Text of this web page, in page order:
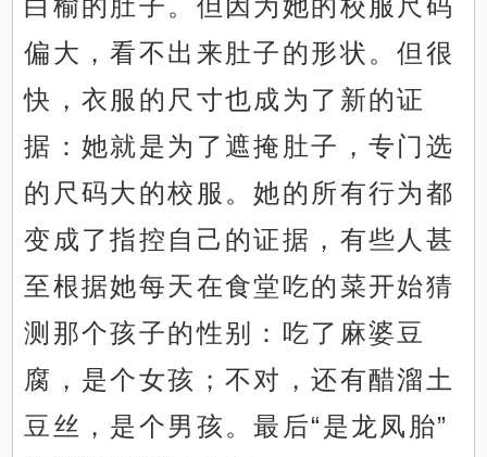
白榆的肚子。但因为她的校服尺码
偏大，看不出来肚子的形状。但很
快，衣服的尺寸也成为了新的证
据：她就是为了遮掩肚子，专门选
的尺码大的校服。她的所有行为都
变成了指控自己的证据，有些人甚
至根据她每天在食堂吃的菜开始猜
测那个孩子的性别：吃了麻婆豆
腐，是个女孩；不对，还有醋溜土
豆丝，是个男孩。最后“是龙凤胎”